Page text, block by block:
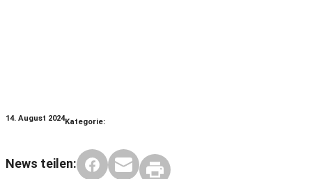
14. August 2024Kategorie:
News teilen: